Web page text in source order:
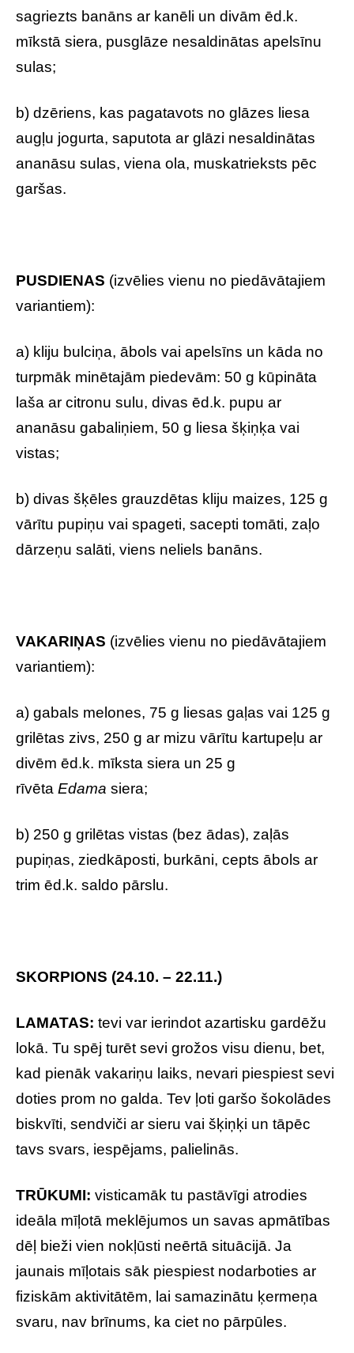
sagriezts banāns ar kanēli un divām ēd.k.
mīkstā siera, pusglāze nesaldinātas apelsīnu
sulas;
b) dzēriens, kas pagatavots no glāzes liesa
augļu jogurta, saputota ar glāzi nesaldinātas
ananāsu sulas, viena ola, muskatrieksts pēc
garšas.
PUSDIENAS (izvēlies vienu no piedāvātajiem
variantiem):
a) kliju bulciņa, ābols vai apelsīns un kāda no
turpmāk minētajām piedevām: 50 g kūpināta
laša ar citronu sulu, divas ēd.k. pupu ar
ananāsu gabaliņiem, 50 g liesa šķiņķa vai
vistas;
b) divas šķēles grauzdētas kliju maizes, 125 g
vārītu pupiņu vai spageti, sacepti tomāti, zaļo
dārzeņu salāti, viens neliels banāns.
VAKARIŅAS (izvēlies vienu no piedāvātajiem
variantiem):
a) gabals melones, 75 g liesas gaļas vai 125 g
grilētas zivs, 250 g ar mizu vārītu kartupeļu ar
divēm ēd.k. mīksta siera un 25 g
rīvēta Edama siera;
b) 250 g grilētas vistas (bez ādas), zaļās
pupiņas, ziedkāposti, burkāni, cepts ābols ar
trim ēd.k. saldo pārslu.
SKORPIONS (24.10. – 22.11.)
LAMATAS: tevi var ierindot azartisku gardēžu
lokā. Tu spēj turēt sevi grožos visu dienu, bet,
kad pienāk vakariņu laiks, nevari piespiest sevi
doties prom no galda. Tev ļoti garšo šokolādes
biskvīti, sendviči ar sieru vai šķiņķi un tāpēc
tavs svars, iespējams, palielinās.
TRŪKUMI: visticamāk tu pastāvīgi atrodies
ideāla mīļotā meklējumos un savas apmātības
dēļ bieži vien nokļūsti neērtā situācijā. Ja
jaunais mīļotais sāk piespiest nodarboties ar
fiziskām aktivitātēm, lai samazinātu ķermeņa
svaru, nav brīnums, ka ciet no pārpūles.